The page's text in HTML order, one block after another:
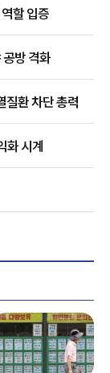
할 입증
방 격화
환 차단 총력
화 시계